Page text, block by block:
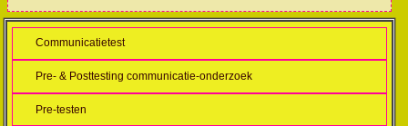
Communicatietest
Pre- & Posttesting communicatie-onderzoek
Pre-testen